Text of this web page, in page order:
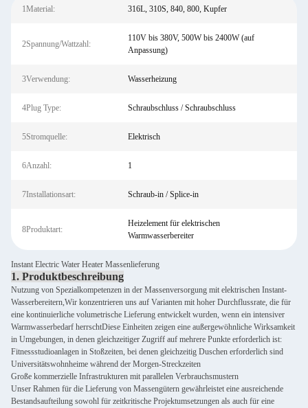
1Material: 316L, 310S, 840, 800, Kupfer
2Spannung/Wattzahl:
110V bis 380V, 500W bis 2400W (auf
Anpassung)
3Verwendung: Wasserheizung
4Plug Type: Schraubschluss / Schraubschluss
5Stromquelle: Elektrisch
6Anzahl: 1
7Installationsart: Schraub-in / Splice-in
8Produktart:
Heizelement für elektrischen
Warmwasserbereiter
Instant Electric Water Heater Massenlieferung
1. Produktbeschreibung
Nutzung von Spezialkompetenzen in der Massenversorgung mit elektrischen Instant-
Wasserbereitern,Wir konzentrieren uns auf Varianten mit hoher Durchflussrate, die für
eine kontinuierliche volumetrische Lieferung entwickelt wurden, wenn ein intensiver
Warmwasserbedarf herrschtDiese Einheiten zeigen eine außergewöhnliche Wirksamkeit
in Umgebungen, in denen gleichzeitiger Zugriff auf mehrere Punkte erforderlich ist:
Fitnessstudioanlagen in Stoßzeiten, bei denen gleichzeitig Duschen erforderlich sind
Universitätswohnheime während der Morgen-Streckzeiten
Große kommerzielle Infrastrukturen mit parallelen Verbrauchsmustern
Unser Rahmen für die Lieferung von Massengütern gewährleistet eine ausreichende
Bestandsaufteilung sowohl für zeitkritische Projektumsetzungen als auch für eine